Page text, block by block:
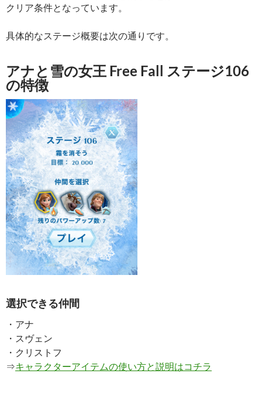
クリア条件となっています。
具体的なステージ概要は次の通りです。
アナと雪の女王 Free Fall ステージ106
の特徴
選択できる仲間
・アナ
・スヴェン
・クリストフ
⇒キャラクターアイテムの使い方と説明はコチラ